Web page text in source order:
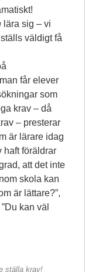
lära sig – vi
väldigt få
får elever
som
krav – då
– presterar
är lärare idag
haft föräldrar
att det inte
skola kan
är lättare?”,
kan väl
ställa krav!